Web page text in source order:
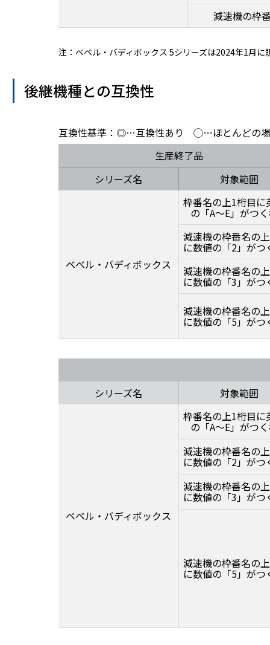
減速機の枠
注： ベベル・バディボックス 5シリーズは2024年1月
後継機種との互換性
互換性基準：◎…互換性あり ◯…ほとんどの
生産終了品
シリーズ名
対象範囲
ベベル・バディボックス
枠番名の上1桁目に
の「A～E」がつ
減速機の枠番名の
に数値の「2」がつ
減速機の枠番名の
に数値の「3」がつ
減速機の枠番名の
に数値の「5」がつ
シリーズ名 対象範囲
ベベル・バディボックス
枠番名の上1桁目に
の「A～E」がつ
減速機の枠番名の
に数値の「2」がつ
減速機の枠番名の
に数値の「3」がつ
減速機の枠番名の
に数値の「5」がつ